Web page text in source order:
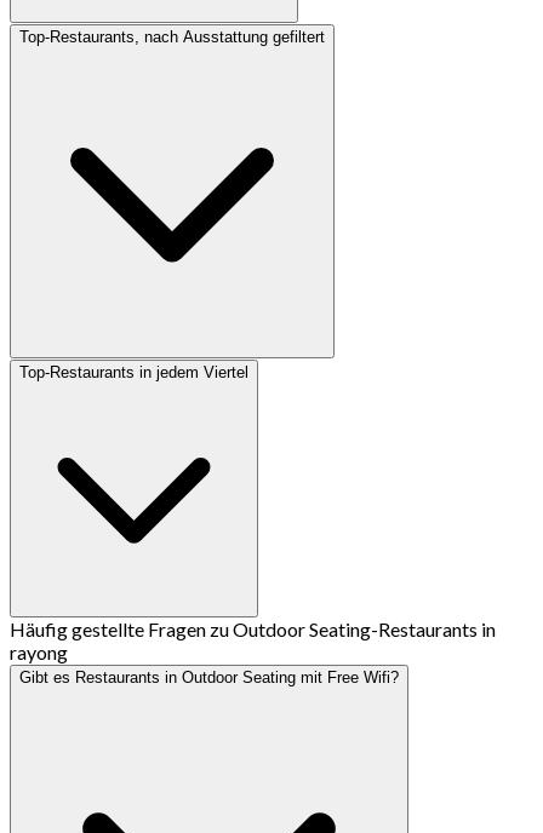
Top-Restaurants, nach Ausstattung gefiltert
Top-Restaurants in jedem Viertel
Häufig gestellte Fragen zu Outdoor Seating-Restaurants in
rayong
Gibt es Restaurants in Outdoor Seating mit Free Wifi?